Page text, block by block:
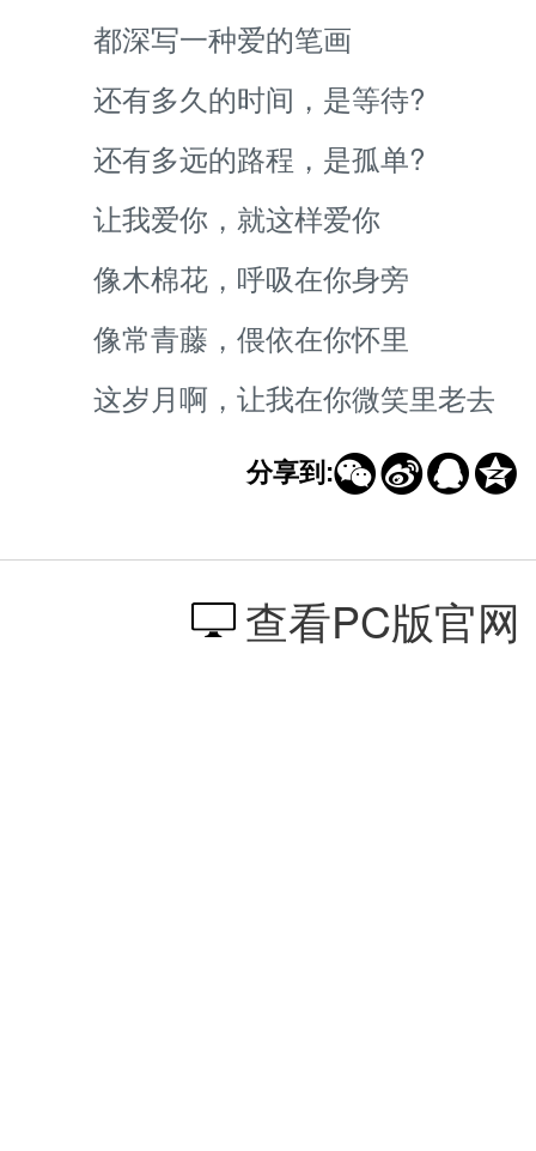
都深写一种爱的笔画
还有多久的时间，是等待?
还有多远的路程，是孤单?
让我爱你，就这样爱你
像木棉花，呼吸在你身旁
像常青藤，偎依在你怀里
这岁月啊，让我在你微笑里老去
分享到:
查看PC版官网